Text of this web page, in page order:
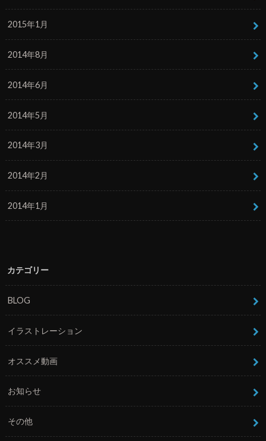
2015年1月
2014年8月
2014年6月
2014年5月
2014年3月
2014年2月
2014年1月
カテゴリー
BLOG
イラストレーション
オススメ動画
お知らせ
その他